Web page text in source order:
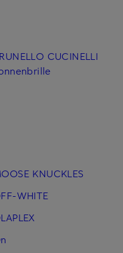
CUCINELLI
KNUCKLES
WHITE